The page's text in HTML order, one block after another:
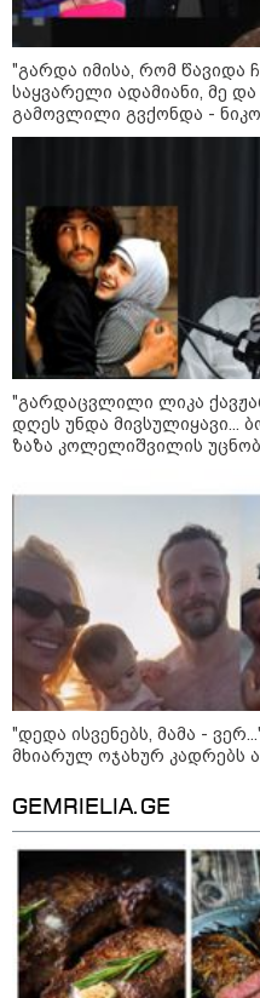
მოზაიკა
არშემდგარი
ქართველთან -
საიდუმლო
გამოიყურებოდა ის
ოპერაციებამდე
"გარდა იმისა, რომ წავიდა
საყვარელი ადამიანი, მე და
გამოვლილი გვქონდა -
გარდაიცვალა..." - ეკა
"გარდაცვლილი ლიკა
დღეს უნდა მივსულიყავი...
ზაზა კოლელიშვილის
"დედა ისვენებს, მამა -
მხიარულ ოჯახურ კადრებს
GEMRIELIA.GE